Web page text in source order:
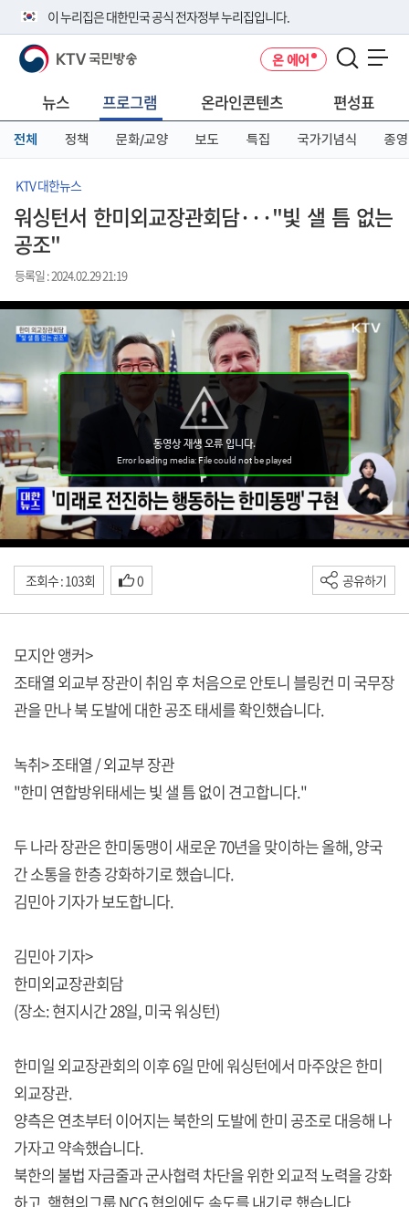
이 누리집은 대한민국 공식 전자정부 누리집입니다.
공식 누리집 주소 확인하기
니다.
이밖에 or.kr 또는 .kr등 다른 도메인 주소를 사용하고 있다면 아래 URL에
서 도메인 주소를 확인해 보세요
KTV 국민방송 온 에어
뉴스 프로그램 온라인콘텐츠 편성표
전체 정책 문화/교양 보도 특집 국가기념식 종영
KTV 대한뉴스
워싱턴서 한미외교장관회담···"빛 샐 틈 없는
공조"
등록일 : 2024.02.29 21:19
조회수 : 103회 0 공유하기
모지안 앵커>
조태열 외교부 장관이 취임 후 처음으로 안토니 블링컨 미 국무장
관을 만나 북 도발에 대한 공조 태세를 확인했습니다.
녹취> 조태열 / 외교부 장관
"한미 연합방위태세는 빛 샐 틈 없이 견고합니다."
두 나라 장관은 한미동맹이 새로운 70년을 맞이하는 올해, 양국
간 소통을 한층 강화하기로 했습니다.
김민아 기자가 보도합니다.
김민아 기자>
한미외교장관회담
(장소: 현지시간 28일, 미국 워싱턴)
한미일 외교장관회의 이후 6일 만에 워싱턴에서 마주앉은 한미
외교장관.
양측은 연초부터 이어지는 북한의 도발에 한미 공조로 대응해 나
가자고 약속했습니다.
북한의 불법 자금줄과 군사협력 차단을 위한 외교적 노력을 강화
하고, 핵협의그룹 NCG 협의에도 속도를 내기로 했습니다.